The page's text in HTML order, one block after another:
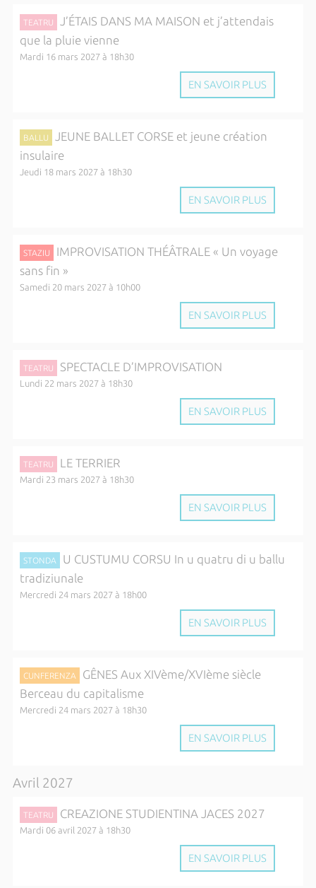
TEATRU
J’ÉTAIS DANS MA MAISON et j’attendais
que la pluie vienne
Mardi 16 mars 2027 à 18h30
EN SAVOIR PLUS
BALLU
JEUNE BALLET CORSE et jeune création
insulaire
Jeudi 18 mars 2027 à 18h30
EN SAVOIR PLUS
STAZIU
IMPROVISATION THÉÂTRALE « Un voyage
sans fin »
Samedi 20 mars 2027 à 10h00
EN SAVOIR PLUS
TEATRU SPECTACLE D’IMPROVISATION
Lundi 22 mars 2027 à 18h30
EN SAVOIR PLUS
TEATRU LE TERRIER
Mardi 23 mars 2027 à 18h30
EN SAVOIR PLUS
STONDA
U CUSTUMU CORSU In u quatru di u ballu
tradiziunale
Mercredi 24 mars 2027 à 18h00
EN SAVOIR PLUS
CUNFERENZA
GÊNES Aux XIVème/XVIème siècle
Berceau du capitalisme
Mercredi 24 mars 2027 à 18h30
EN SAVOIR PLUS
Avril 2027
TEATRU CREAZIONE STUDIENTINA JACES 2027
Mardi 06 avril 2027 à 18h30
EN SAVOIR PLUS